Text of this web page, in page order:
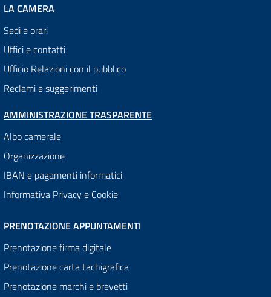
LA CAMERA
Sedi e orari
Uffici e contatti
Ufficio Relazioni con il pubblico
Reclami e suggerimenti
AMMINISTRAZIONE TRASPARENTE
Albo camerale
Organizzazione
IBAN e pagamenti informatici
Informativa Privacy e Cookie
PRENOTAZIONE APPUNTAMENTI
Prenotazione firma digitale
Prenotazione carta tachigrafica
Prenotazione marchi e brevetti